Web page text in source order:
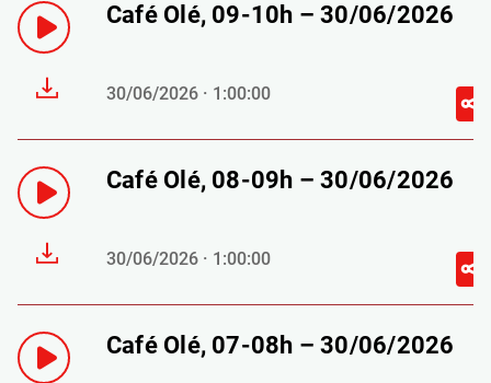
Café Olé, 09-10h – 30/06/2026
30/06/2026 · 1:00:00
Café Olé, 08-09h – 30/06/2026
30/06/2026 · 1:00:00
Café Olé, 07-08h – 30/06/2026